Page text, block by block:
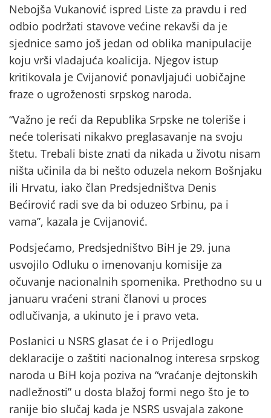
Nebojša Vukanović ispred Liste za pravdu i red
odbio podržati stavove većine rekavši da je
sjednice samo još jedan od oblika manipulacije
koju vrši vladajuća koalicija. Njegov istup
kritikovala je Cvijanović ponavljajući uobičajne
fraze o ugroženosti srpskog naroda.
“Važno je reći da Republika Srpske ne toleriše i
neće tolerisati nikakvo preglasavanje na svoju
štetu. Trebali biste znati da nikada u životu nisam
ništa učinila da bi nešto oduzela nekom Bošnjaku
ili Hrvatu, iako član Predsjedništva Denis
Bećirović radi sve da bi oduzeo Srbinu, pa i
vama”, kazala je Cvijanović.
Podsjećamo, Predsjedništvo BiH je 29. juna
usvojilo Odluku o imenovanju komisije za
očuvanje nacionalnih spomenika. Prethodno su u
januaru vraćeni strani članovi u proces
odlučivanja, a ukinuto je i pravo veta.
Poslanici u NSRS glasat će i o Prijedlogu
deklaracije o zaštiti nacionalnog interesa srpskog
naroda u BiH koja poziva na “vraćanje dejtonskih
nadležnosti” u dosta blažoj formi nego što je to
ranije bio slučaj kada je NSRS usvajala zakone